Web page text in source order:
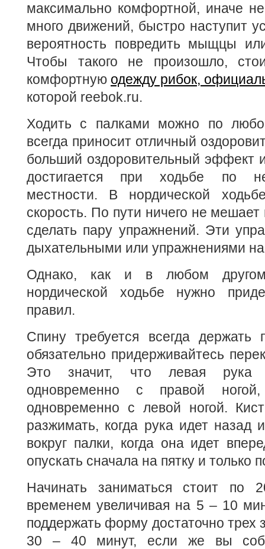
максимально комфортной, иначе
много движений, быстро наступит
вероятность повредить мыщцы
Чтобы такого не произошло,
комфортную одежду рибок,
которой reebok.ru.
Ходить с палками можно по
всегда приносит отличный
больший оздоровительный эффект
достигается при ходьбе по
местности. В нордической
скорость. По пути ничего не
сделать пару упражнений. Эти
дыхательными или упражнениями на
Однако, как и в любом
нордической ходьбе нужно
правил.
Спину требуется всегда
обязательно придерживайтесь
Это значит, что левая рука
одновременно с правой
одновременно с левой ногой.
разжимать, когда рука идет назад
вокруг палки, когда она идет
опускать сначала на пятку и только
Начинать заниматься стоит
временем увеличивая на 5 – 10
поддержать форму достаточно трех
30 – 40 минут, если же вы